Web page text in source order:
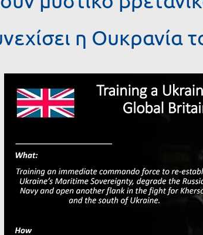
η Ουκρανία